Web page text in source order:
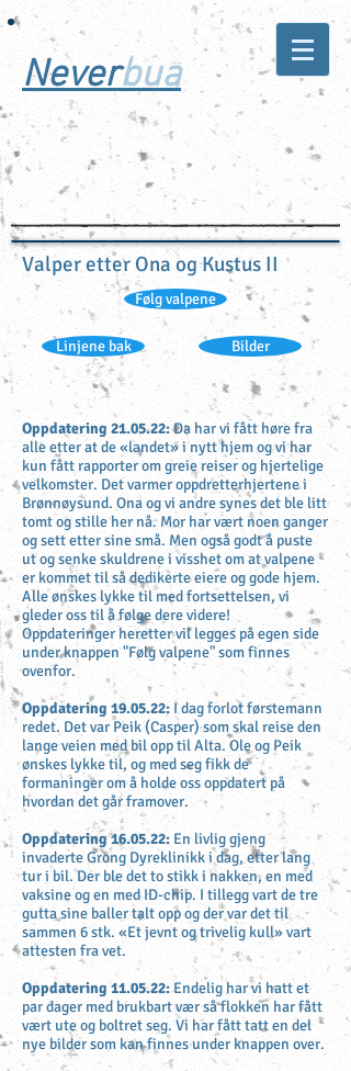
Neverbua
Trivelige fuglehunder
- for hverdag og jakt
Valper etter Ona og Kustus II
Følg valpene
Linjene bak Bilder
Oppdatering 21.05.22:Da har vi fått høre fra
alle etter at de «landet» i nytt hjem og vi har
kun fått rapporter om greie reiser og hjertelige
velkomster. Det varmer oppdretterhjertene i
Brønnøysund. Ona og vi andre synes det ble litt
tomt og stille her nå. Mor har vært noen ganger
og sett etter sine små. Men også godt å puste
ut og senke skuldrene i visshet om at valpene
er kommet til så dedikerte eiere og gode hjem.
Alle ønskes lykke til med fortsettelsen, vi
gleder oss til å følge dere videre!
Oppdateringer heretter vil legges på egen side
under knappen "Følg valpene" som finnes
ovenfor.
Oppdatering 19.05.22: I dag forlot førstemann
redet. Det var Peik (Casper) som skal reise den
lange veien med bil opp til Alta. Ole og Peik
ønskes lykke til, og med seg fikk de
formaninger om å holde oss oppdatert på
hvordan det går framover.
Oppdatering 16.05.22: En livlig gjeng
invaderte Grong Dyreklinikk i dag, etter lang
tur i bil. Der ble det to stikk i nakken, en med
vaksine og en med ID-chip. I tillegg vart de tre
gutta sine baller talt opp og der var det til
sammen 6 stk. «Et jevnt og trivelig kull» vart
attesten fra vet.
Oppdatering 11.05.22:Endelig har vi hatt et
par dager med brukbart vær så flokken har fått
vært ute og boltret seg. Vi har fått tatt en del
nye bilder som kan finnes under knappen over.